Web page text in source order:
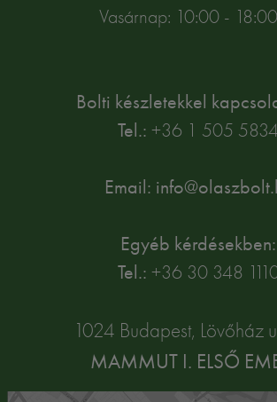
Vasárnap: 10:00 -
Bolti készletekkel
Tel.: +36 1 505 5834
Email:
Egyéb kérdésekben:
Tel.: +36 30 348
1024 Budapest, Lövőház
MAMMUT I. ELSŐ